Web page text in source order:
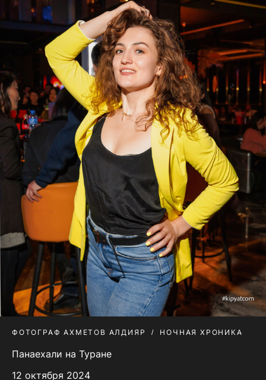
ФОТОГРАФ АХМЕТОВ АЛДИЯР НОЧНАЯ ХРОНИКА
Панаехали на Туране
12 октября 2024